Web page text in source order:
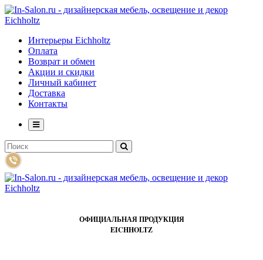
Интерьеры Eichholtz
Оплата
Возврат и обмен
Акции и скидки
Личный кабинет
Доставка
Контакты
ОФИЦИАЛЬНАЯ ПРОДУКЦИЯ
EICHHOLTZ